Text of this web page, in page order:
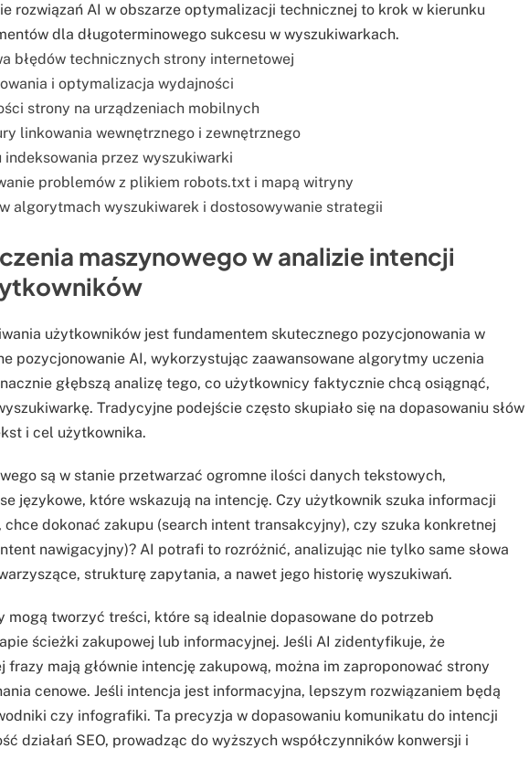
rozwiązań AI w obszarze optymalizacji technicznej to krok w kierunku
dla długoterminowego sukcesu w wyszukiwarkach.
błędów technicznych strony internetowej
i optymalizacja wydajności
strony na urządzeniach mobilnych
linkowania wewnętrznego i zewnętrznego
indeksowania przez wyszukiwarki
problemów z plikiem robots.txt i mapą witryny
algorytmach wyszukiwarek i dostosowywanie strategii
maszynowego w analizie intencji
użytkowników jest fundamentem skutecznego pozycjonowania w
pozycjonowanie AI, wykorzystując zaawansowane algorytmy uczenia
głębszą analizę tego, co użytkownicy faktycznie chcą osiągnąć,
Tradycyjne podejście często skupiało się na dopasowaniu słów
i cel użytkownika.
są w stanie przetwarzać ogromne ilości danych tekstowych,
językowe, które wskazują na intencję. Czy użytkownik szuka informacji
dokonać zakupu (search intent transakcyjny), czy szuka konkretnej
nawigacyjny)? AI potrafi to rozróżnić, analizując nie tylko same słowa
strukturę zapytania, a nawet jego historię wyszukiwań.
mogą tworzyć treści, które są idealnie dopasowane do potrzeb
ścieżki zakupowej lub informacyjnej. Jeśli AI zidentyfikuje, że
mają głównie intencję zakupową, można im zaproponować strony
cenowe. Jeśli intencja jest informacyjna, lepszym rozwiązaniem będą
czy infografiki. Ta precyzja w dopasowaniu komunikatu do intencji
działań SEO, prowadząc do wyższych współczynników konwersji i